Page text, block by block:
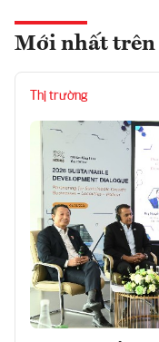
Mới nhất trên
Thị trường